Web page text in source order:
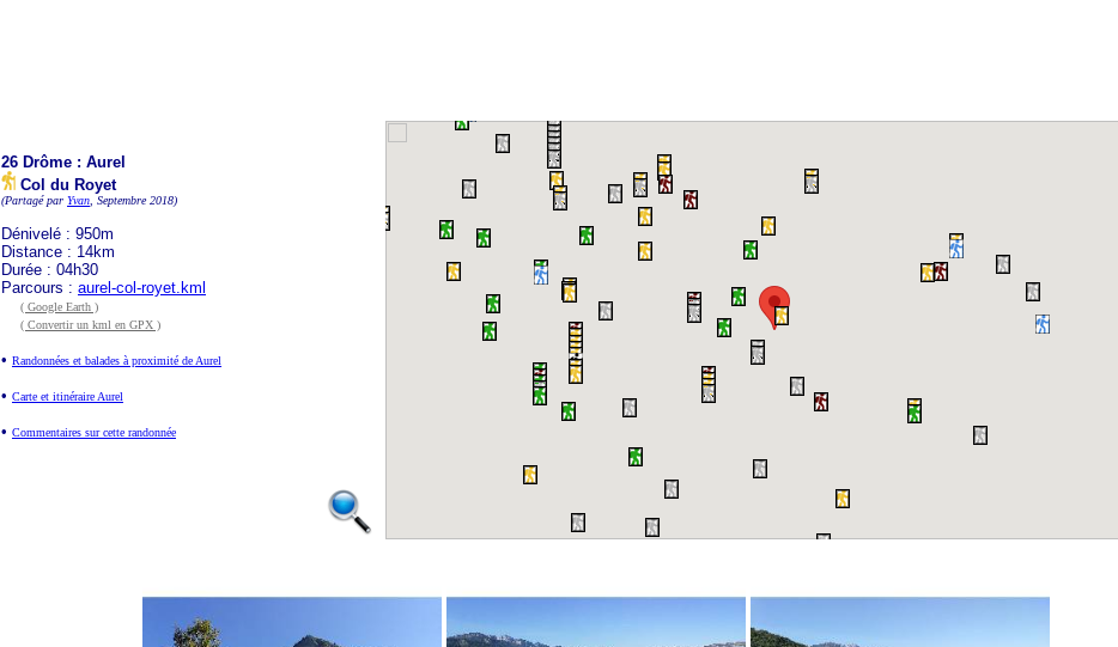
26 Drôme : Aurel
Col du Royet
(Partagé par Yvan , Septembre 2018)
Dénivelé : 950m
Distance : 14km
Durée : 04h30
Parcours : aurel-col-royet.kml
( Google Earth )
( Convertir un kml en GPX )
• Randonnées et balades à proximité de Aurel
• Carte et itinéraire Aurel
• Commentaires sur cette randonnée